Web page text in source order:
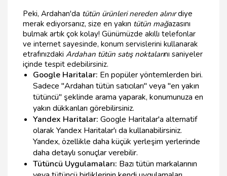
Peki, Ardahan'da tütün ürünleri nereden alınırdiye
merak ediyorsanız, size en yakın tütün mağazasını
bulmak artık çok kolay! Günümüzde akıllı telefonlar
ve internet sayesinde, konum servislerini kullanarak
etrafınızdaki Ardahan tütün satış noktalarını saniyeler
içinde tespit edebilirsiniz.
Google Haritalar: En popüler yöntemlerden biri.
Sadece "Ardahan tütün satıcıları" veya "en yakın
tütüncü" şeklinde arama yaparak, konumunuza en
yakın dükkanları görebilirsiniz.
Yandex Haritalar: Google Haritalar'a alternatif
olarak Yandex Haritalar'ı da kullanabilirsiniz.
Yandex, özellikle daha küçük yerleşim yerlerinde
daha detaylı sonuçlar verebilir.
Tütüncü Uygulamaları: Bazı tütün markalarının